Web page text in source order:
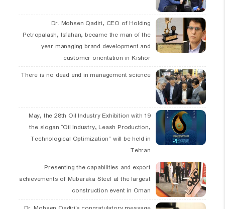
Dr. Mohsen Qadiri, CEO of Holding
Petropalash, Isfahan, became the man of the
year managing brand development and
customer orientation in Kishor
There is no dead end in management science
19 May, the 28th Oil Industry Exhibition with
the slogan “Oil Industry, Leash Production,
Technological Optimization” will be held in
Tehran
Presenting the capabilities and export
achievements of Mubaraka Steel at the largest
construction event in Oman